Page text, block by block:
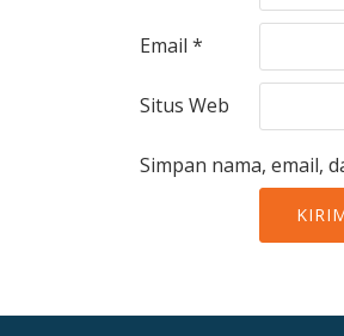
Email *
Situs Web
Simpan nama, email,